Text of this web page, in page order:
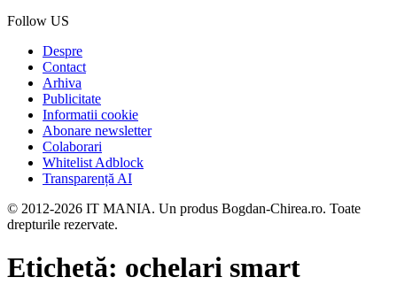
Follow US
Despre
Contact
Arhiva
Publicitate
Informatii cookie
Abonare newsletter
Colaborari
Whitelist Adblock
Transparență AI
© 2012-2026 IT MANIA. Un produs Bogdan-Chirea.ro. Toate
drepturile rezervate.
Etichetă: ochelari smart